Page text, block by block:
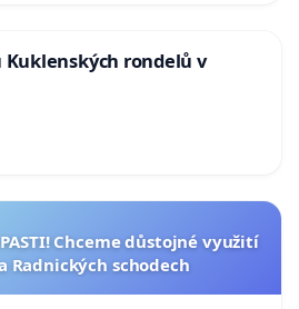
Kuklenských rondelů v
PASTI! Chceme důstojné využití
Radnických schodech